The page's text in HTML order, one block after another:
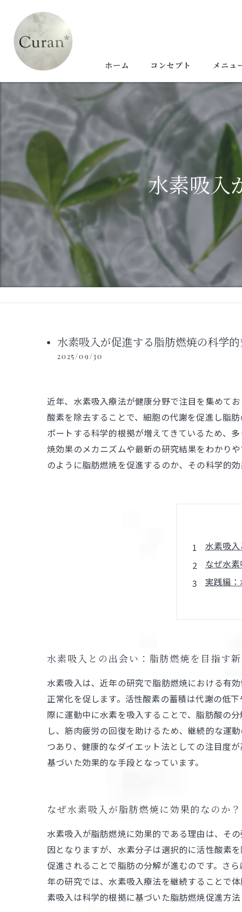
ホーム コンセプト
水素吸入器について
メニュ
水素吸入
水素吸入が促進する脂肪燃焼の科学
2025/09/30
近年、水素吸入療法が健康分野で注目を集めて
酸素を除去することで、細胞の代謝を促進し脂
ポートする科学的根拠が増えてきているため、
焼効果のメカニズムや最新の研究結果をわかり
のように脂肪燃焼を促進するのか、その科学的
水素吸
なぜ水
実践編
最新研
成功体
脂肪燃焼
水素吸入との出会い：脂肪燃焼を目指す
水素吸入は、近年の研究で脂肪燃焼における有
正常化を促します。活性酸素の蓄積は代謝の低
際に運動中に水素を吸入することで、脂肪酸の
し、筋肉疲労の回復を助けるため、継続的な運
つあり、健康的なダイエット法としての注目度
基づいた効果的な手段となっています。
なぜ水素吸入が脂肪燃焼に効果的なのか
水素吸入が脂肪燃焼に効果的である理由は、そ
因となりますが、水素分子は選択的に活性酸素
促進されることで脂肪の分解が進むのです。さ
年の研究では、水素吸入療法を継続することで
素吸入は科学的根拠に基づいた脂肪燃焼促進方